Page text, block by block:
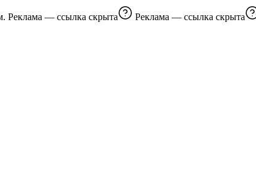
Новости о важном по всей России, про ситуацию на специальной военной операции и Иран с Израилем. Реклама — ссылка скрыта Реклама — ссылка скрыта